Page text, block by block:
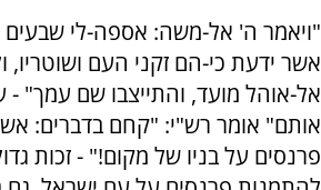
"ויאמר ה' אל-משה: אספה-לי שבעים
אשר ידעת כי-הם זקני העם
אל-אוהל מועד, והתייצבו שם עמך"
אותם" אומר רש"י: "קחם בדברים:
פרנסים על בניו של מקום!" - זכות